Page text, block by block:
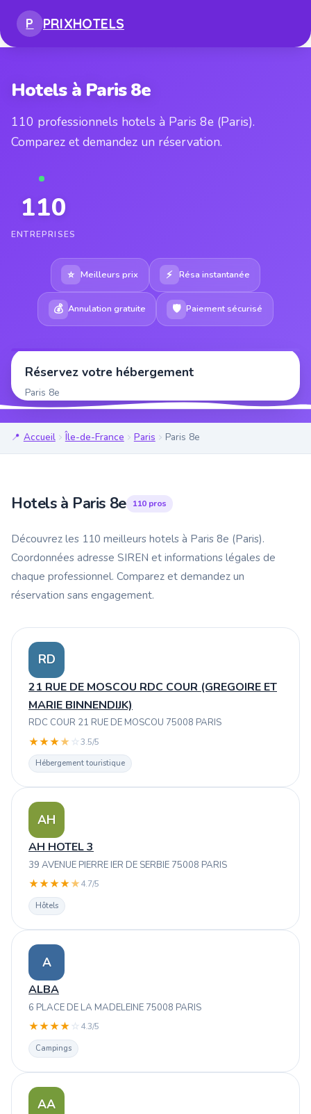
P PRIXHOTELS
Hotels à Paris 8e
110 professionnels hotels à Paris 8e (Paris).
Comparez et demandez un réservation.
110
ENTREPRISES
⭐ Meilleurs prix ⚡ Résa instantanée
💰 Annulation gratuite 🛡 Paiement sécurisé
Réservez votre hébergement
Paris 8e
Accueil Île-de-France Paris Paris 8e
Hotels à Paris 8e 110 pros
Découvrez les 110 meilleurs hotels à Paris 8e (Paris).
Coordonnées adresse SIREN et informations légales de
chaque professionnel. Comparez et demandez un
réservation sans engagement.
RD
21 RUE DE MOSCOU RDC COUR (GREGOIRE ET
MARIE BINNENDIJK)
RDC COUR 21 RUE DE MOSCOU 75008 PARIS
★★★★ ☆3.5/5
Hébergement touristique
AH
AH HOTEL 3
39 AVENUE PIERRE IER DE SERBIE 75008 PARIS
★★★★★4.7/5
Hôtels
A
ALBA
6 PLACE DE LA MADELEINE 75008 PARIS
★★★★ ☆ 4.3/5
Campings
AA